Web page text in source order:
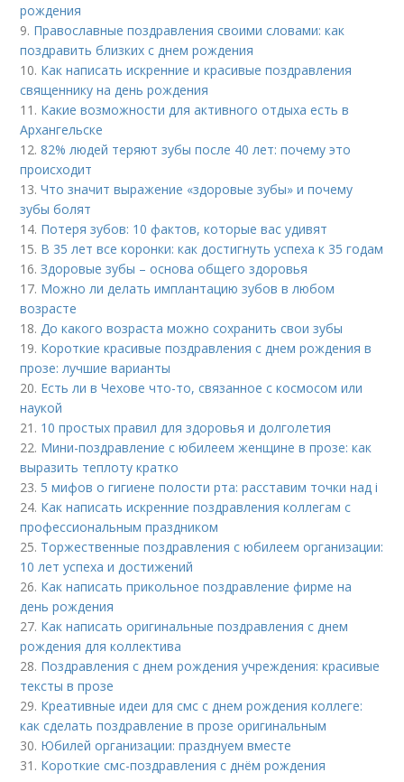
рождения
9. Православные поздравления своими словами: как
поздравить близких с днем рождения
10. Как написать искренние и красивые поздравления
священнику на день рождения
11. Какие возможности для активного отдыха есть в
Архангельске
12.82% людей теряют зубы после 40 лет: почему это
происходит
13.Что значит выражение «здоровые зубы» и почему
зубы болят
14. Потеря зубов: 10 фактов, которые вас удивят
15. В 35 лет все коронки: как достигнуть успеха к 35 годам
16.Здоровые зубы – основа общего здоровья
17. Можно ли делать имплантацию зубов в любом
возрасте
18. До какого возраста можно сохранить свои зубы
19. Короткие красивые поздравления с днем рождения в
прозе: лучшие варианты
20. Есть ли в Чехове что-то, связанное с космосом или
наукой
21. 10 простых правил для здоровья и долголетия
22. Мини-поздравление с юбилеем женщине в прозе: как
выразить теплоту кратко
23. 5 мифов о гигиене полости рта: расставим точки над i
24. Как написать искренние поздравления коллегам с
профессиональным праздником
25. Торжественные поздравления с юбилеем организации:
10 лет успеха и достижений
26. Как написать прикольное поздравление фирме на
день рождения
27. Как написать оригинальные поздравления с днем
рождения для коллектива
28. Поздравления с днем рождения учреждения: красивые
тексты в прозе
29. Креативные идеи для смс с днем рождения коллеге:
как сделать поздравление в прозе оригинальным
30. Юбилей организации: празднуем вместе
31. Короткие смс-поздравления с днём рождения